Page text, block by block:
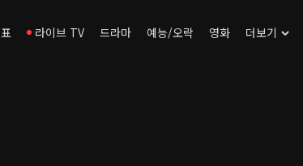
라이브 TV 드라마 예능/오락 영화 더보기